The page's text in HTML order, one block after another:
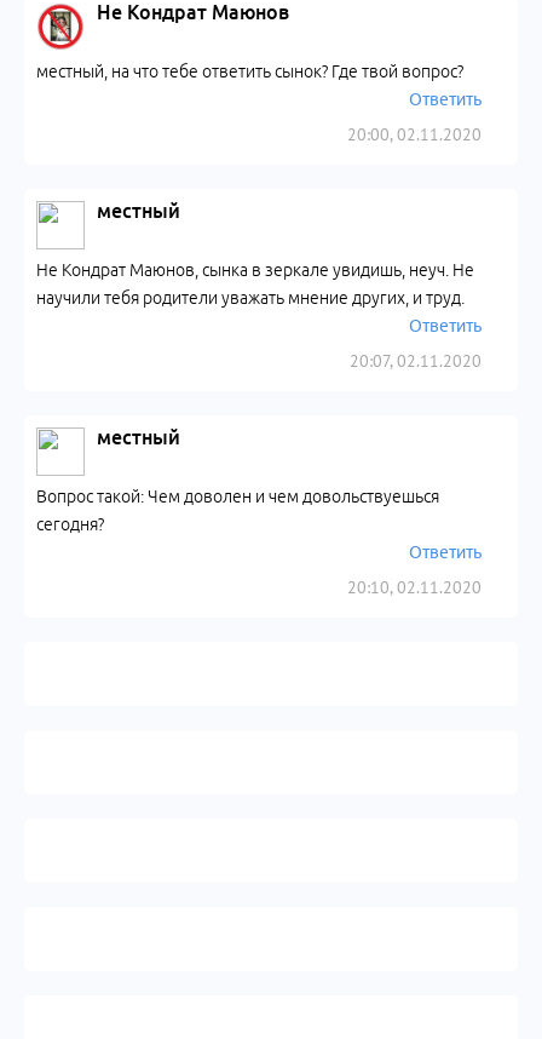
Не Кондрат Маюнов
20:00, 02.11.2020
местный, на что тебе ответить сынок? Где твой вопрос?
Ответить
местный
20:07, 02.11.2020
Не Кондрат Маюнов, сынка в зеркале увидишь, неуч. Не
научили тебя родители уважать мнение других, и труд.
Ответить
местный
20:10, 02.11.2020
Вопрос такой: Чем доволен и чем довольствуешься
сегодня?
Ответить